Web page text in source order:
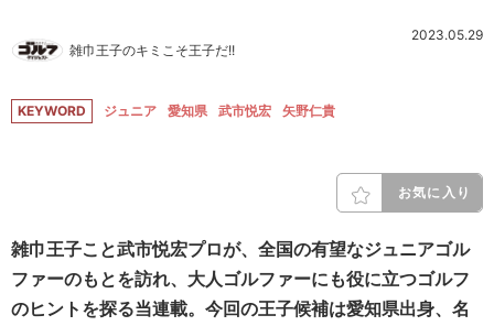
雑巾王子のキミこそ王子だ!!
2023.05.29
KEYWORD ジュニア 愛知県 武市悦宏 矢野仁貴
お気に入り
雑巾王子こと武市悦宏プロが、全国の有望なジュニアゴル
ファーのもとを訪れ、大人ゴルファーにも役に立つゴルフ
のヒントを探る当連載。今回の王子候補は愛知県出身、名